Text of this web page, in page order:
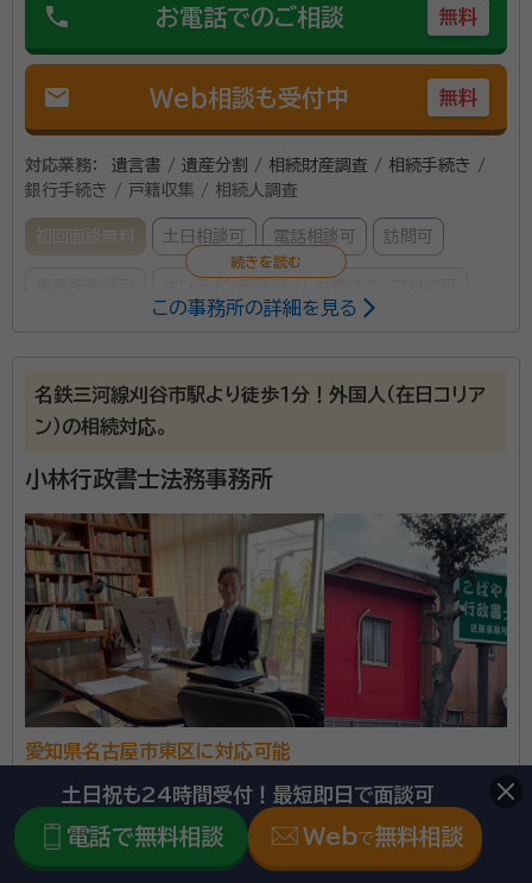
phone お電話でのご相談 無料
mail Web相談も受付中 無料
対応業務：
遺言書 / 遺産分割 / 相続財産調査 / 相続手続き /
銀行手続き / 戸籍収集 / 相続人調査
初回面談無料 土日相談可 電話相談可 訪問可
渡辺 尚美
行政書士・愛知県行政書士会名古屋支部長、ファイナンシャ
ル・プランニング技能検定2級
士事務所開業
自分らしく今を生きるためのエンディングノート（＝終活
ではありません。これからの人生の始まりのノートです）
遺言書作成のアドバイス（＝家族に渡す最期のラブレタ
ー）遺産分割協議書（＝心穏やかに故人を偲ぶお手伝
い） 私どもはそう考えます。
資格等： 行政書士、ファイナンシャル技能士2級
所属団体：愛知県行政書士会
この事務所の詳細を見る
名鉄三河線刈谷市駅より徒歩１分！外国人（在日コリア
ン）の相続対応。
小林行政書士法務事務所
愛知県名古屋市東区に対応可能
所在地
愛知県刈谷市大正町４丁目１０４番地
\「いい相続」にてご相談を承ります/
土日祝も24時間受付！最短即日で面談可
電話で無料相談 Webで無料相談